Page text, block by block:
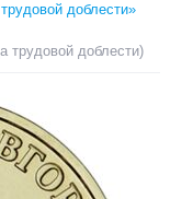
доблести»
трудовой доблести)